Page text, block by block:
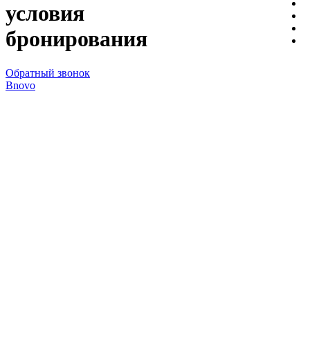
условия
бронирования
Обратный звонок
Bnovo